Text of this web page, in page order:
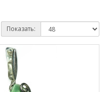
Показать: